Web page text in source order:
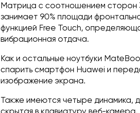
Матрица с соотношением сторон
занимает 90% площади
функцией Free Touch,
вибрационная отдача.
Как и остальные ноутбуки
спарить смартфон Huawei и
изображение экрана.
Также имеются четыре динамика,
скрытая в клавиатуру веб-камера.